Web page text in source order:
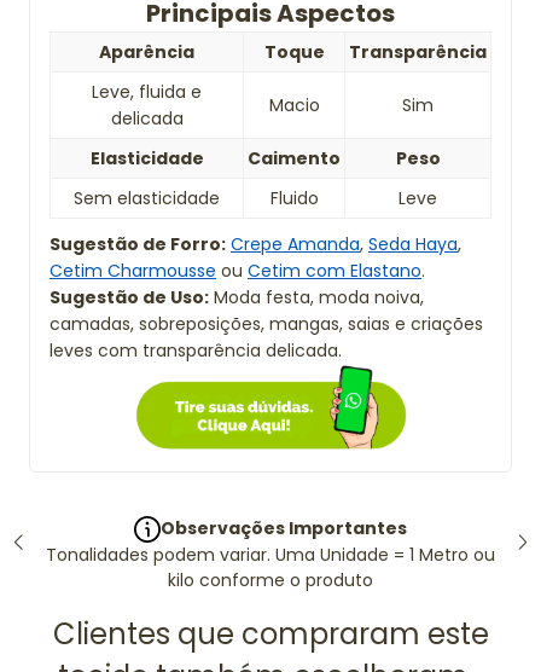
Principais Aspectos
Aparência Toque
Transparência
Leve, fluida e
delicada
Macio Sim
Elasticidade Caimento
Peso
Sem elasticidade
Fluido
Leve
Sugestão de Forro: Crepe Amanda, Seda Haya,
Cetim Charmousse ou Cetim com Elastano.
Sugestão de Uso: Moda festa, moda noiva,
camadas, sobreposições, mangas, saias e criações
leves com transparência delicada.
Observações Importantes
Tonalidades podem variar. Uma Unidade = 1 Metro ou
kilo conforme o produto